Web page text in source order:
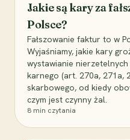
Jakie są kary za
Polsce?
Fałszowanie faktur to w
Wyjaśniamy, jakie kary
wystawianie
karnego (art. 270a, 271a,
skarbowego, od kiedy
czym jest czynny żal.
8 min czytania